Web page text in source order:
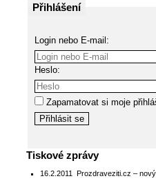
Přihlášení
Login nebo E-mail:
Heslo:
Zapamatovat si moje
Tiskové zprávy
16.2.2011 Prozdraveziti.cz –